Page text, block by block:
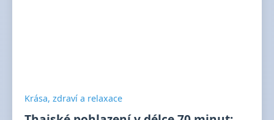
Krása, zdraví a relaxace